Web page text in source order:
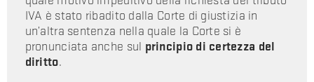
IVA è stato ribadito dalla Corte di giustizia in
un’altra sentenza nella quale la Corte si è
pronunciata anche sul principio di certezza del
diritto.